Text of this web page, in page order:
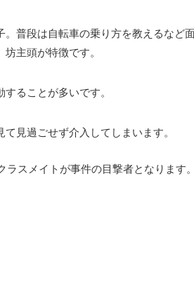
。普段は自転車の乗り方を教えるなど
主頭が特徴です。
ることが多いです。
見過ごせず介入してしまいます。
スメイトが事件の目撃者となります。